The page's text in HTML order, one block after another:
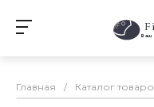
Ваш
Главная / Каталог